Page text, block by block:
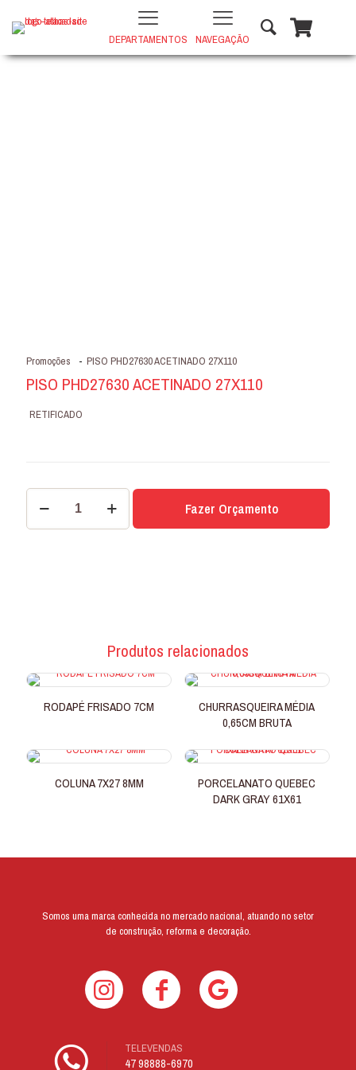
DEPARTAMENTOS NAVEGAÇÃO
Promoções - PISO PHD27630 ACETINADO 27X110
PISO PHD27630 ACETINADO 27X110
RETIFICADO
PISO
PHD27630
ACETINADO
Fazer Orçamento
Produtos relacionados
RODAPÉ FRISADO 7CM
CHURRASQUEIRA MÉDIA
0,65CM BRUTA
COLUNA 7X27 8MM
PORCELANATO QUEBEC
DARK GRAY 61X61
Somos uma marca conhecida no mercado nacional, atuando no setor
de construção, reforma e decoração.
47 98888-6970
TELEVENDAS